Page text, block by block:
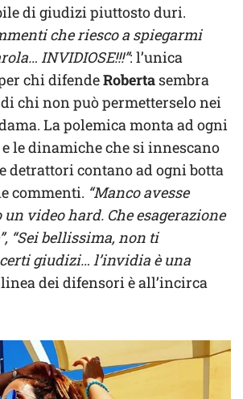
di giudizi piuttosto duri.
che riesco a spiegarmi
INVIDIOSE!!!”: l’unica
chi difendeRoberta sembra
chi non può permetterselo nei
La polemica monta ad ogni
le dinamiche che si innescano
detrattori contano ad ogni botta
commenti. “Manco avesse
video hard. Che esagerazione
“Sei bellissima, non ti
giudizi… l’invidia è una
linea dei difensori è all’incirca